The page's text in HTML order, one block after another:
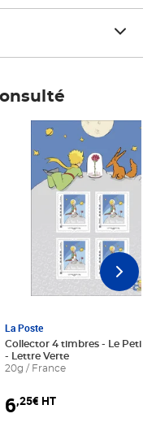
au panier
La Poste
Collector 4 timbres - Le Petit
- Lettre Verte
20g / France
6,25€ HT
Prix 6,25€ HT